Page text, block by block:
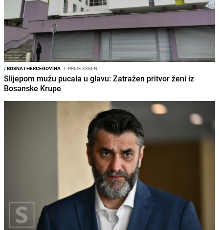
/BOSNA I HERCEGOVINA I PRIJE 33MIN
Slijepom mužu pucala u glavu: Zatražen pritvor ženi iz
Bosanske Krupe